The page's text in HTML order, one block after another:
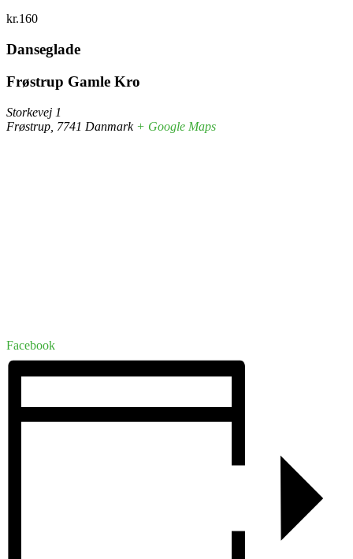
kr.160
Danseglade
Frøstrup Gamle Kro
Storkevej 1
Frøstrup 7741 Danmark + Google Maps
Facebook